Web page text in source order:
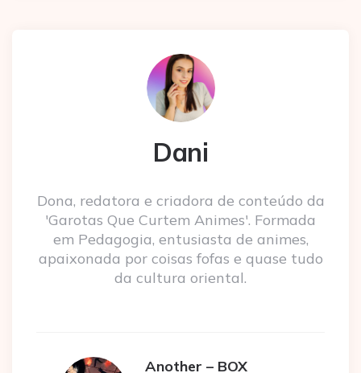
Dani
Dona, redatora e criadora de conteúdo da
'Garotas Que Curtem Animes'. Formada
em Pedagogia, entusiasta de animes,
apaixonada por coisas fofas e quase tudo
da cultura oriental.
Another – BOX